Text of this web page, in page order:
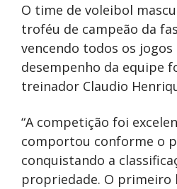
O time de voleibol
troféu de campeão da
vencendo todos os jogos
desempenho da equipe
treinador Claudio
“A competição foi
comportou conforme o
conquistando a
propriedade. O primeiro